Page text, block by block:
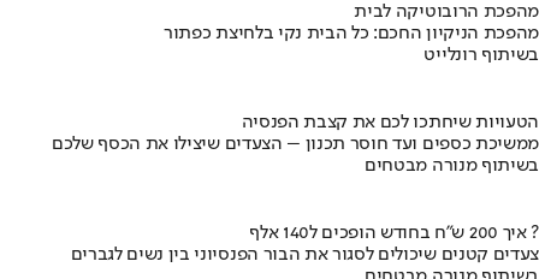
מהפכת הרובוטיקה לבית
מהפכת הניקיון החכם: כל הבית נקי בלחיצת כפתור
בשיתוף רונלייט
הטעויות שיחתכו לכם את קצבת הפנסיה
ממשיכת כספים ועד חוסר תכנון – הצעדים שיצילו את הכסף שלכם
בשיתוף מנורה מבטחים
איך 200 ש"ח בחודש הופכים ל140 אלף ?
צעדים קטנים שיכולים לסגור את הבור הפנסיוני בין נשים לגברים